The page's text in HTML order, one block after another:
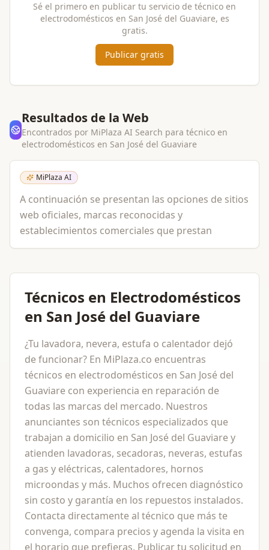
Sé el primero en publicar tu servicio de técnico en
electrodomésticos en San José del Guaviare, es
gratis.
Publicar gratis
Resultados de la Web
Encontrados por MiPlaza AI Search para técnico en
electrodomésticos en San José del Guaviare
MiPlaza AI
A continuación se presentan las opciones de sitios
web oficiales, marcas reconocidas y
establecimientos comerciales que prestan
Técnicos en Electrodomésticos
en San José del Guaviare
¿Tu lavadora, nevera, estufa o calentador dejó
de funcionar? En MiPlaza.co encuentras
técnicos en electrodomésticos en San José del
Guaviare con experiencia en reparación de
todas las marcas del mercado. Nuestros
anunciantes son técnicos especializados que
trabajan a domicilio en San José del Guaviare y
atienden lavadoras, secadoras, neveras, estufas
a gas y eléctricas, calentadores, hornos
microondas y más. Muchos ofrecen diagnóstico
sin costo y garantía en los repuestos instalados.
Contacta directamente al técnico que más te
convenga, compara precios y agenda la visita en
el horario que prefieras. Publicar tu solicitud en